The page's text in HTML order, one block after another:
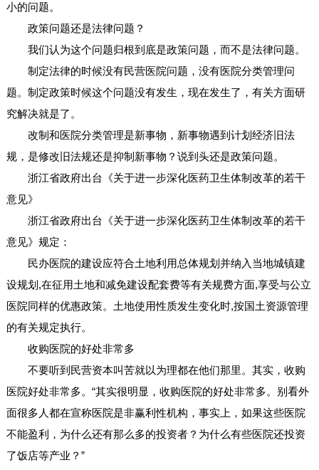
小的问题。
政策问题还是法律问题？
我们认为这个问题归根到底是政策问题，而不是法律问题。
制定法律的时候没有民营医院问题，没有医院分类管理问
题。制定政策时候这个问题没有发生，现在发生了，有关方面研
究解决就是了。
改制和医院分类管理是新事物，新事物遇到计划经济旧法
规，是修改旧法规还是抑制新事物？说到头还是政策问题。
浙江省政府出台《关于进一步深化医药卫生体制改革的若干
意见》
浙江省政府出台《关于进一步深化医药卫生体制改革的若干
意见》规定：
民办医院的建设应符合土地利用总体规划并纳入当地城镇建
设规划,在征用土地和减免建设配套费等有关规费方面,享受与公立
医院同样的优惠政策。土地使用性质发生变化时,按国土资源管理
的有关规定执行。
收购医院的好处非常多
不要听到民营资本叫苦就以为理都在他们那里。其实，收购
医院好处非常多。“其实很明显，收购医院的好处非常多。别看外
面很多人都在宣称医院是非赢利性机构，事实上，如果这些医院
不能盈利，为什么还有那么多的投资者？为什么有些医院还投资
了饭店等产业？”